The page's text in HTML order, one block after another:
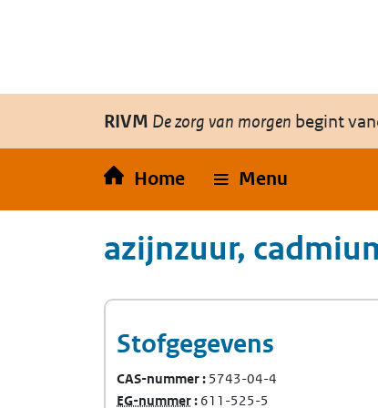
RIVM De zorg van morgen begint
Home Menu
azijnzuur,
Stofgegevens
CAS-nummer 5743-04-4
EG-nummer(Europees Gemeenschap-
611-525-5